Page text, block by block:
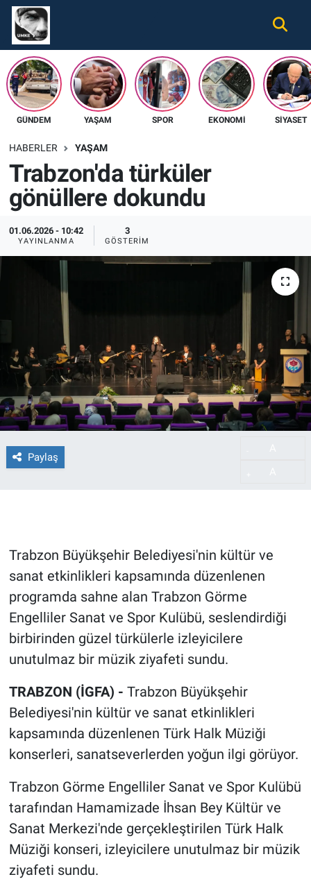
GÜNDEM YAŞAM SPOR EKONOMI SIYASET
HABERLER YAŞAM
Trabzon'da türküler
gönüllere dokundu
01.06.2026 - 10:42
YAYINLANMA
3
GÖSTERIM
Paylaş
Trabzon Büyükşehir Belediyesi'nin kültür ve
sanat etkinlikleri kapsamında düzenlenen
programda sahne alan Trabzon Görme
Engelliler Sanat ve Spor Kulübü, seslendirdiği
birbirinden güzel türkülerle izleyicilere
unutulmaz bir müzik ziyafeti sundu.
TRABZON (İGFA) - Trabzon Büyükşehir
Belediyesi'nin kültür ve sanat etkinlikleri
kapsamında düzenlenen Türk Halk Müziği
konserleri, sanatseverlerden yoğun ilgi görüyor.
Trabzon Görme Engelliler Sanat ve Spor Kulübü
tarafından Hamamizade İhsan Bey Kültür ve
Sanat Merkezi'nde gerçekleştirilen Türk Halk
Müziği konseri, izleyicilere unutulmaz bir müzik
ziyafeti sundu.
Gündem
Ekonomi
Spor
Tüm Haberler
İletişim
Künye
Nöbetçi Eczaneler
Hava Durumu
Namaz Vakitleri
Süper Lig Puan Durumu ve Fikstür
Tüm Manşetler
Son Dakika Haberleri
Haber Arşivi